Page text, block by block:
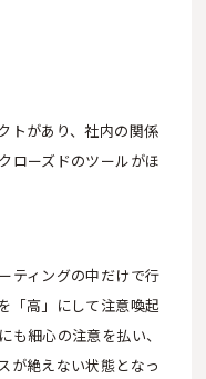
トがあり、社内の関係
ローズドのツールがほ
ティングの中だけで行
「高」にして注意喚起
も細心の注意を払い、
が絶えない状態となっ